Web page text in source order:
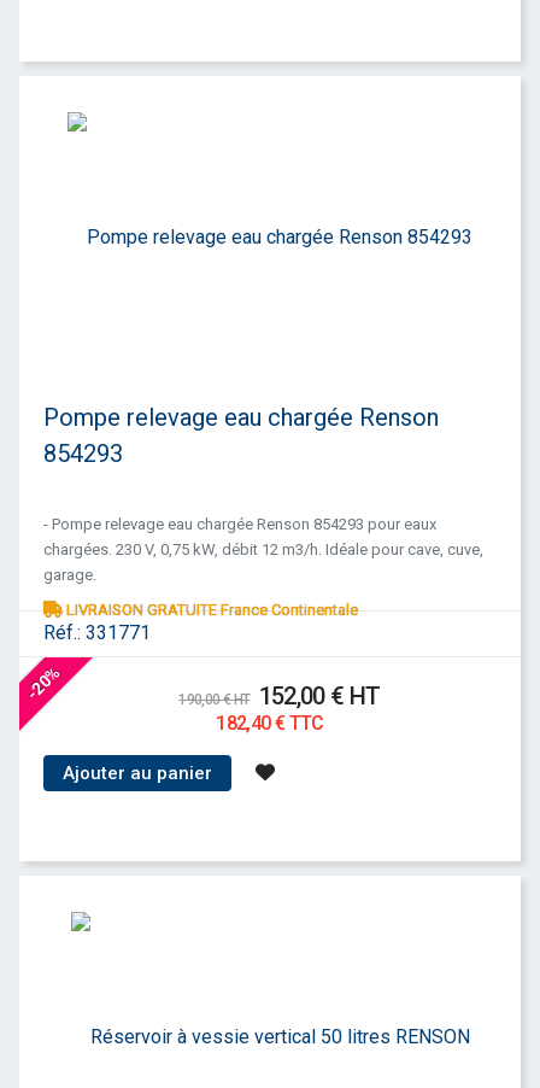
Réf.: 331771
Pompe relevage eau chargée Renson
854293
- Pompe relevage eau chargée Renson 854293 pour eaux
chargées. 230 V, 0,75 kW, débit 12 m3/h. Idéale pour cave, cuve,
garage.
LIVRAISON GRATUITE France Continentale
-20% 190,00 € HT 152,00 € HT
182,40 € TTC
Ajouter au panier